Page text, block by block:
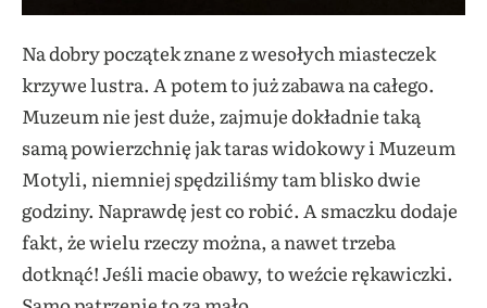
Na dobry początek znane z wesołych miasteczek
krzywe lustra. A potem to już zabawa na całego.
Muzeum nie jest duże, zajmuje dokładnie taką
samą powierzchnię jak taras widokowy i Muzeum
Motyli, niemniej spędziliśmy tam blisko dwie
godziny. Naprawdę jest co robić. A smaczku dodaje
fakt, że wielu rzeczy można, a nawet trzeba
dotknąć! Jeśli macie obawy, to weźcie rękawiczki.